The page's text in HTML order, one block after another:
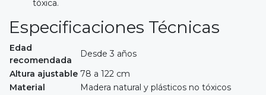
tóxica.
Especificaciones Técnicas
Edad
recomendada
Desde 3 años
Altura ajustable 78 a 122 cm
Material
Madera natural y plásticos no tóxicos